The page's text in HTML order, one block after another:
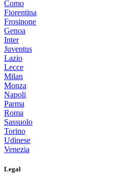
Como
Fiorentina
Frosinone
Genoa
Inter
Juventus
Lazio
Lecce
Milan
Monza
Napoli
Parma
Roma
Sassuolo
Torino
Udinese
Venezia
Legal